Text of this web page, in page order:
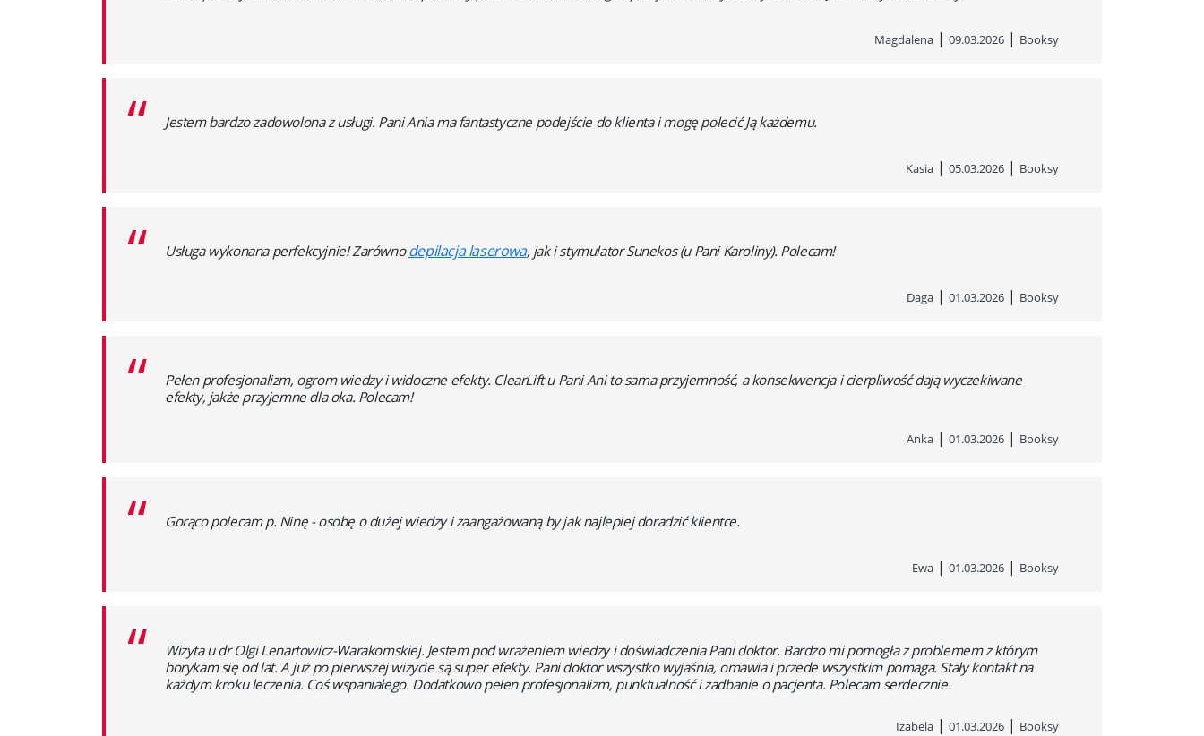
Magdalena | 09.03.2026 | Booksy
“ Jestem bardzo zadowolona z usługi. Pani Ania ma fantastyczne podejście do klienta i mogę polecić Ją każdemu.
Kasia | 05.03.2026 | Booksy
“ Usługa wykonana perfekcyjnie! Zarównodepilacja laserowa, jak i stymulator Sunekos (u Pani Karoliny). Polecam!
Daga | 01.03.2026 | Booksy
“
Pełen profesjonalizm, ogrom wiedzy i widoczne efekty. ClearLift u Pani Ani to sama przyjemność, a konsekwencja i cierpliwość dają wyczekiwane
efekty, jakże przyjemne dla oka. Polecam!
Anka | 01.03.2026 | Booksy
“ Gorąco polecam p. Ninę - osobę o dużej wiedzy i zaangażowaną by jak najlepiej doradzić klientce.
Ewa | 01.03.2026 | Booksy
“
Wizyta u dr Olgi Lenartowicz-Warakomskiej. Jestem pod wrażeniem wiedzy i doświadczenia Pani doktor. Bardzo mi pomogła z problemem z którym
borykam się od lat. A już po pierwszej wizycie są super efekty. Pani doktor wszystko wyjaśnia, omawia i przede wszystkim pomaga. Stały kontakt na
każdym kroku leczenia. Coś wspaniałego. Dodatkowo pełen profesjonalizm, punktualność i zadbanie o pacjenta. Polecam serdecznie.
Izabela | 01.03.2026 | Booksy